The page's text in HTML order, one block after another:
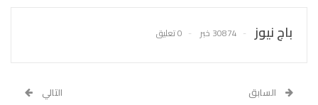
باج نيوز 30874 خبر 0 تعليق
السابق التالي